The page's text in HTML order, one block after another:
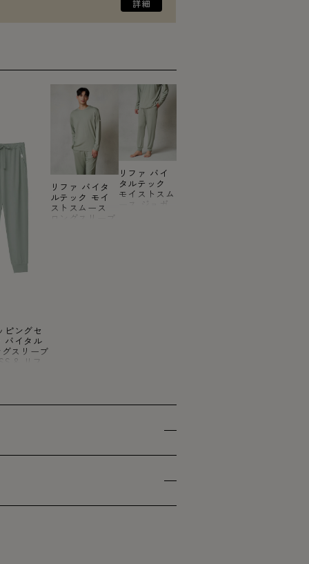
ピングセ
バイタル
スリーブ
& リフ
リファ バイタ
ルテック モイ
ストスムース
ロングスリーブ
リファ バイ
タルテック
モイストスム
ース ジョガ